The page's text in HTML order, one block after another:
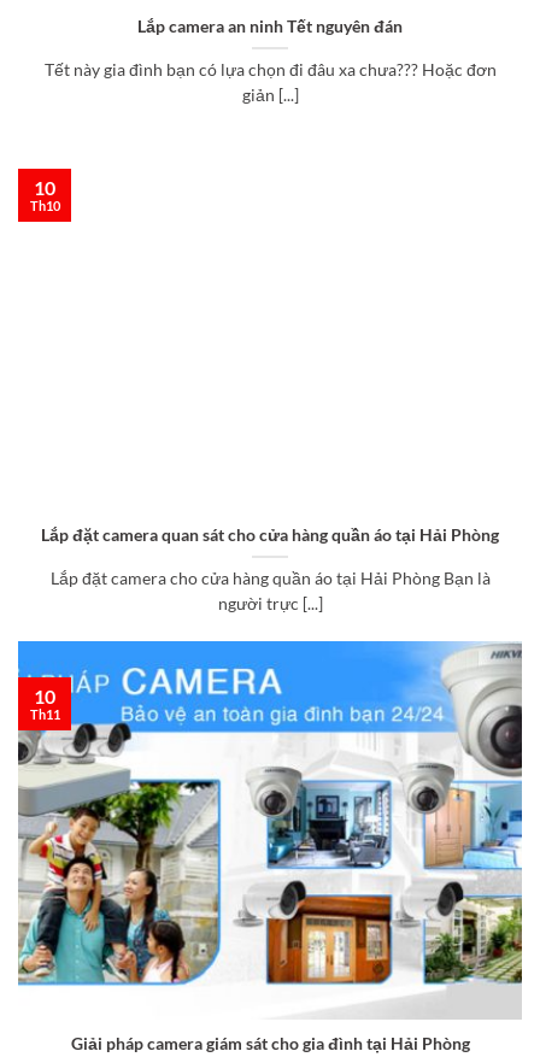
Lắp camera an ninh Tết nguyên đán
Tết này gia đình bạn có lựa chọn đi đâu xa chưa??? Hoặc đơn
giản [...]
Lắp đặt camera quan sát cho cửa hàng quần áo tại Hải Phòng
Lắp đặt camera cho cửa hàng quần áo tại Hải Phòng Bạn là
người trực [...]
10
Th10
Giải pháp camera giám sát cho gia đình tại Hải Phòng
10
Th11